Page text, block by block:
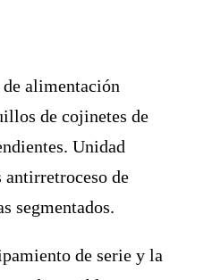
alimentación
de cojinetes de
Unidad
antirretroceso de
segmentados.
de serie y la